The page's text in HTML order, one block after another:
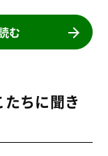
む
ちに聞き